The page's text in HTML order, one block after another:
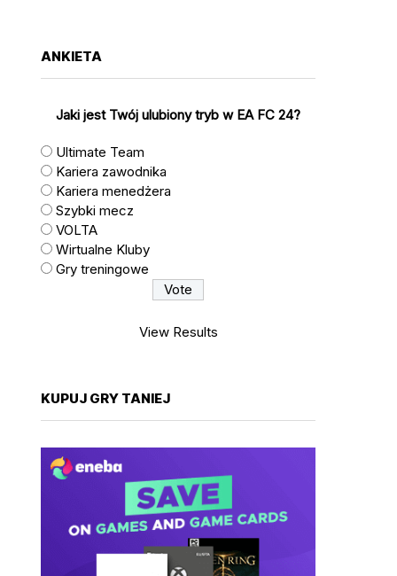
ANKIETA
Jaki jest Twój ulubiony tryb w EA FC 24?
Ultimate Team
Kariera zawodnika
Kariera menedżera
Szybki mecz
VOLTA
Wirtualne Kluby
Gry treningowe
View Results
KUPUJ GRY TANIEJ